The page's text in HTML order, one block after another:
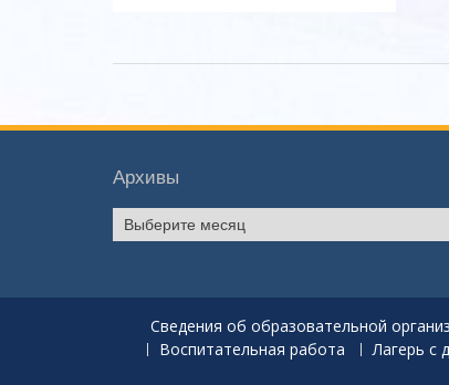
Архивы
Архивы
Сведения об образовательной
Воспитательная работа
Лагерь с